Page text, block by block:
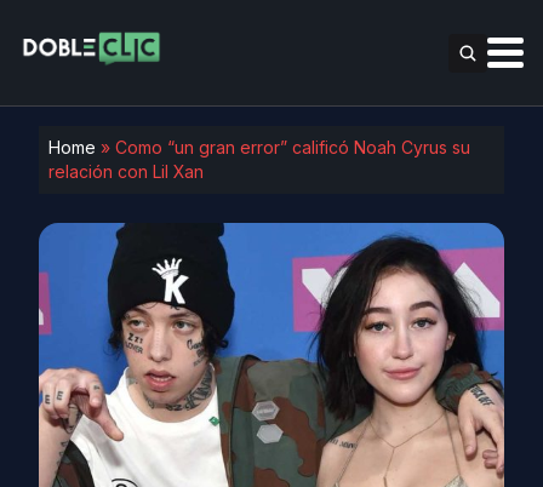
Home » Como “un gran error” calificó Noah Cyrus su
relación con Lil Xan